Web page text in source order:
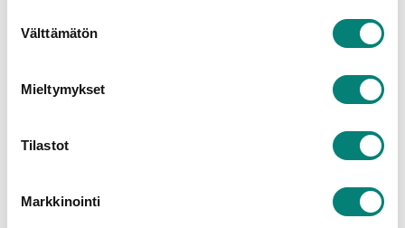
valinta
Välttämätön
Mieltymykset
Tilastot
Markkinointi
hallituksen perehtymistä ja
päätöksentekoa. Tämä varmistaa, että
saumattomasti ja tehokkaasti”.